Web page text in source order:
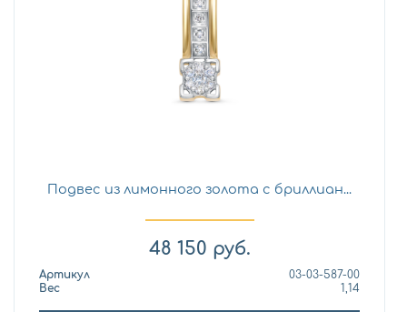
Подвес из лимонного золота с бриллиан...
48 150 руб.
Артикул
03-03-587-00
Вес
1,14